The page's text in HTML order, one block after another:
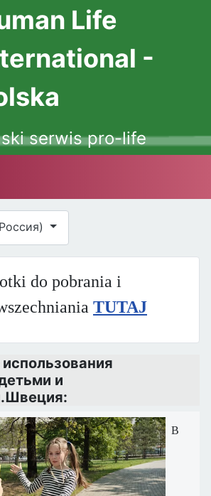
Life
-
serwis pro-life
do pobrania i
TUTAJ
и
В